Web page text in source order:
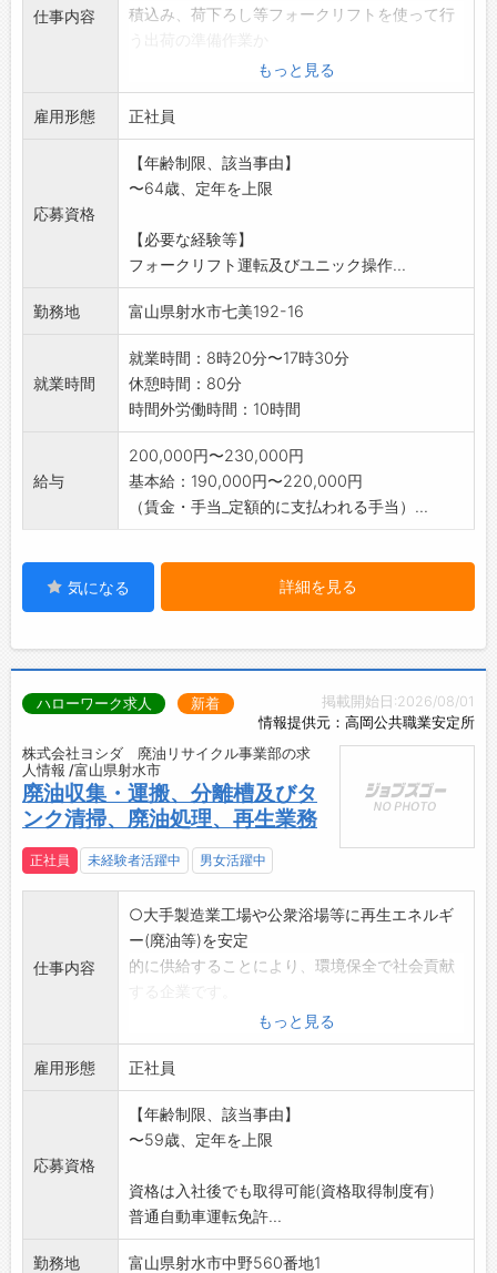
仕事内容
積込み、荷下ろし等フォークリフトを使って行
ら、4tユニック車を運転し客先まで納品してい
ただく一連の出荷
配送業務を行っていただきます。
エリアは富山県・石川県の全域及び福井県・新
潟県の一部です。
「変更範囲:会社内での全ての業務」
もっと見る
雇用形態 正社員
応募資格
【年齢制限、該当事由】
〜64歳、定年を上限
【必要な経験等】
フォークリフト運転及びユニック操作...
勤務地 富山県射水市七美192-16
就業時間
就業時間：8時20分〜17時30分
休憩時間：80分
時間外労働時間：10時間
給与
200,000円〜230,000円
基本給：190,000円〜220,000円
（賃金・手当_定額的に支払われる手当）...
気になる 詳細を見る
掲載開始日:2026/08/01
情報提供元：高岡公共職業安定所
ハローワーク求人 新着
株式会社ヨシダ 廃油リサイクル事業部の求
人情報 /富山県射水市
廃油収集・運搬、分離槽及びタ
ンク清掃、廃油処理、再生業務
正社員 未経験者活躍中 男女活躍中
仕事内容
○大手製造業工場や公衆浴場等に再生エネルギ
ー(廃油等)を安定
的に供給することにより、環境保全で社会貢献
廃油の回収作業、清掃業務をお任せします。
具体的には、吸引車両(バキューム車)を使用
して
・廃油の回収
・再生した油を工場などへ運搬する などで
す。
で優遇いたします。
*求人に関する特記事項欄もご覧ください。
・変更範囲:変更なし
もっと見る
雇用形態 正社員
応募資格
【年齢制限、該当事由】
〜59歳、定年を上限
資格は入社後でも取得可能(資格取得制度有)
普通自動車運転免許...
勤務地 富山県射水市中野560番地1